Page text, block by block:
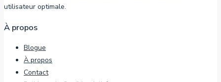
utilisateur optimale.
À propos
Blogue
À propos
Contact